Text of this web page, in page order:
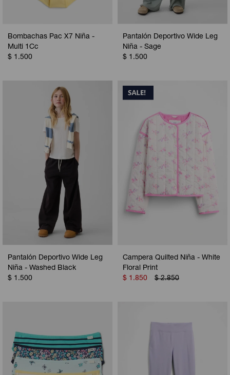
Bombachas Pac X7 Niña -
Multi 1Cc
$ 1.500
Pantalón Deportivo Wide Leg
Niña - Sage
$ 1.500
Pantalón Deportivo Wide Leg
Niña - Washed Black
$ 1.500
Campera Quilted Niña - White
Floral Print
$ 1.850 $ 2.850